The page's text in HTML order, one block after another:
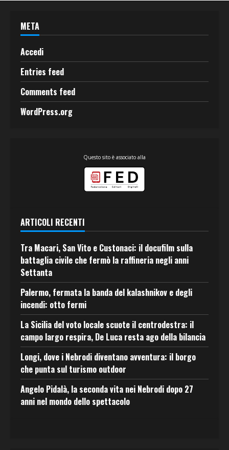
META
Accedi
Entries feed
Comments feed
WordPress.org
Questo sito è associato alla
ARTICOLI RECENTI
Tra Macari, San Vito e Custonaci: il docufilm sulla
battaglia civile che fermò la raffineria negli anni
Settanta
Palermo, fermata la banda del kalashnikov e degli
incendi: otto fermi
La Sicilia del voto locale scuote il centrodestra: il
campo largo respira, De Luca resta ago della bilancia
Longi, dove i Nebrodi diventano avventura: il borgo
che punta sul turismo outdoor
Angelo Pidalà, la seconda vita nei Nebrodi dopo 27
anni nel mondo dello spettacolo